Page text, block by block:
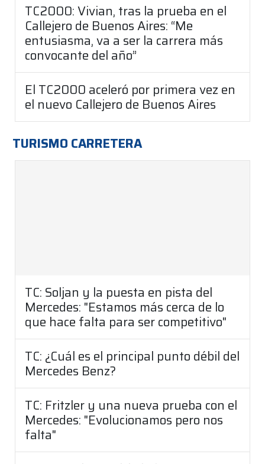
TC2000: Vivian, tras la prueba en el
Callejero de Buenos Aires: “Me
entusiasma, va a ser la carrera más
convocante del año”
El TC2000 aceleró por primera vez en
el nuevo Callejero de Buenos Aires
TURISMO CARRETERA
TC: Soljan y la puesta en pista del
Mercedes: "Estamos más cerca de lo
que hace falta para ser competitivo"
TC: ¿Cuál es el principal punto débil del
Mercedes Benz?
TC: Fritzler y una nueva prueba con el
Mercedes: "Evolucionamos pero nos
falta"